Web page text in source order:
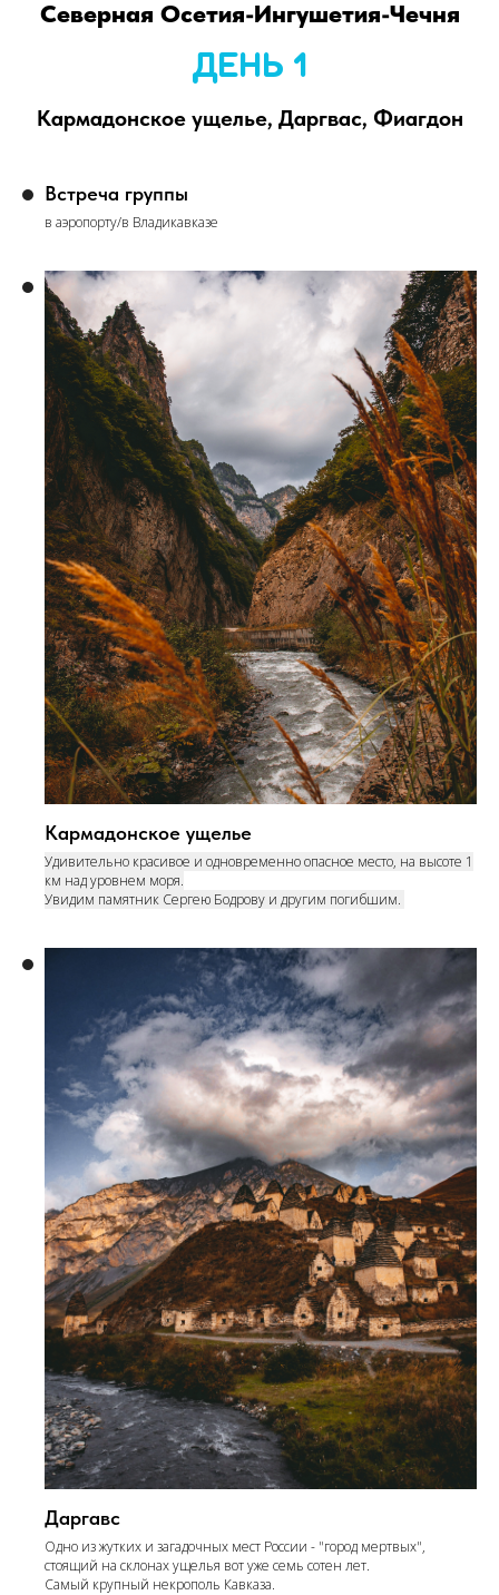
Cеверная Осетия-Ингушетия-Чечня
ДЕНЬ 1
Кармадонское ущелье, Даргвас, Фиагдон
Встреча группы
в аэропорту/в Владикавказе
Кармадонское ущелье
Удивительно красивое и одновременно опасное место, на высоте 1
км над уровнем моря.
Увидим памятник Сергею Бодрову и другим погибшим.
Даргавс
Одно из жутких и загадочных мест России - "город мертвых",
стоящий на склонах ущелья вот уже семь сотен лет.
Самый крупный некрополь Кавказа.